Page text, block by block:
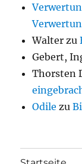
Walter zu
Gebert,
Thorsten
Odile zu